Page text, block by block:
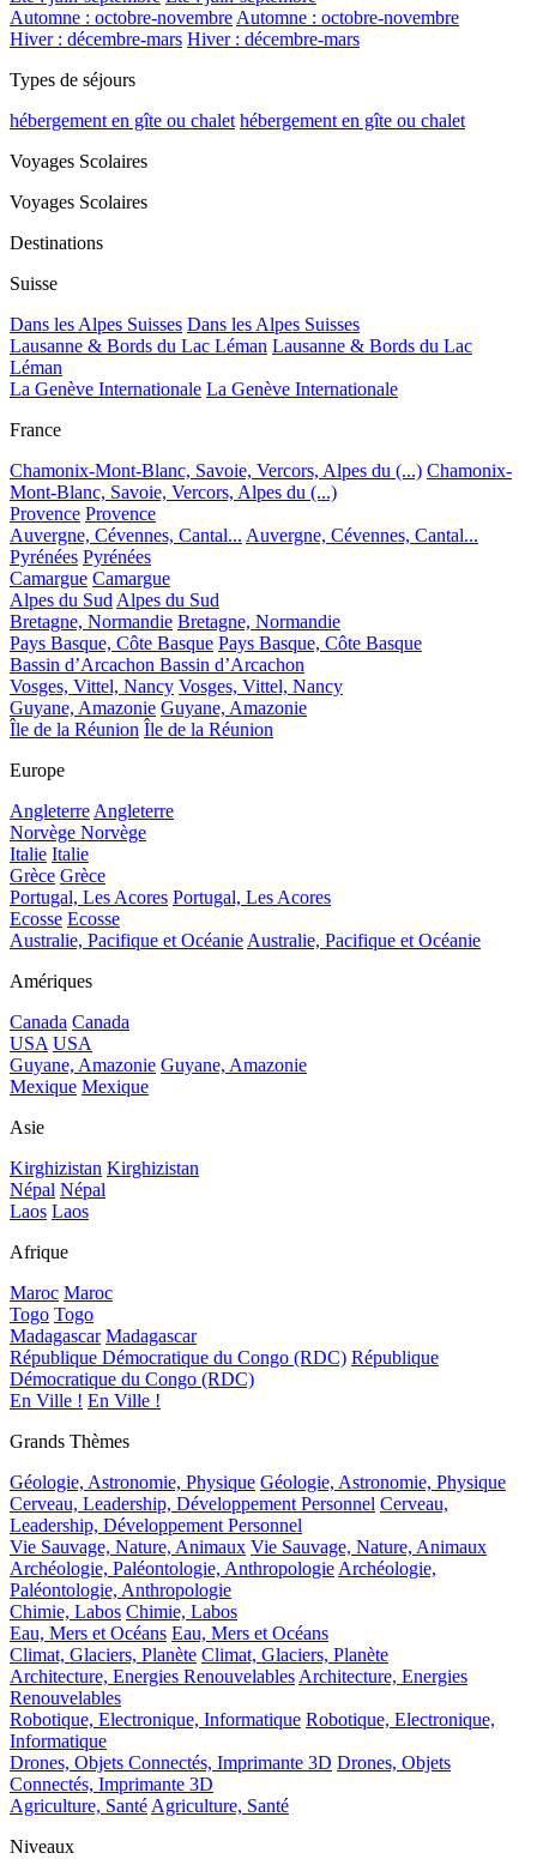
Automne : octobre-novembreAutomne : octobre-novembre
Hiver : décembre-mars Hiver : décembre-mars
Types de séjours
hébergement en gîte ou chalet hébergement en gîte ou chalet
Voyages Scolaires
Voyages Scolaires
Destinations
Suisse
Dans les Alpes Suisses Dans les Alpes Suisses
Lausanne & Bords du Lac Léman Lausanne & Bords du Lac
Léman
La Genève Internationale La Genève Internationale
France
Chamonix-Mont-Blanc, Savoie, Vercors, Alpes du (...) Chamonix-
Mont-Blanc, Savoie, Vercors, Alpes du (...)
Provence Provence
Auvergne, Cévennes, Cantal... Auvergne, Cévennes, Cantal...
Pyrénées Pyrénées
Camargue Camargue
Alpes du SudAlpes du Sud
Bretagne, Normandie Bretagne, Normandie
Pays Basque, Côte Basque Pays Basque, Côte Basque
Bassin d’Arcachon Bassin d’Arcachon
Vosges, Vittel, Nancy Vosges, Vittel, Nancy
Guyane, Amazonie Guyane, Amazonie
Île de la Réunion Île de la Réunion
Europe
AngleterreAngleterre
Norvège Norvège
Italie Italie
Grèce Grèce
Portugal, Les Acores Portugal, Les Acores
Ecosse Ecosse
Australie, Pacifique et OcéanieAustralie, Pacifique et Océanie
Amériques
Canada Canada
USA USA
Guyane, Amazonie Guyane, Amazonie
Mexique Mexique
Asie
Kirghizistan Kirghizistan
Népal Népal
Laos Laos
Afrique
Maroc Maroc
Togo Togo
Madagascar Madagascar
République Démocratique du Congo (RDC) République
Démocratique du Congo (RDC)
En Ville ! En Ville !
Grands Thèmes
Géologie, Astronomie, Physique Géologie, Astronomie, Physique
Cerveau, Leadership, Développement Personnel Cerveau,
Leadership, Développement Personnel
Vie Sauvage, Nature, Animaux Vie Sauvage, Nature, Animaux
Archéologie, Paléontologie, AnthropologieArchéologie,
Paléontologie, Anthropologie
Chimie, Labos Chimie, Labos
Eau, Mers et Océans Eau, Mers et Océans
Climat, Glaciers, Planète Climat, Glaciers, Planète
Architecture, Energies RenouvelablesArchitecture, Energies
Renouvelables
Robotique, Electronique, Informatique Robotique, Electronique,
Informatique
Drones, Objets Connectés, Imprimante 3D Drones, Objets
Connectés, Imprimante 3D
Agriculture, SantéAgriculture, Santé
Niveaux